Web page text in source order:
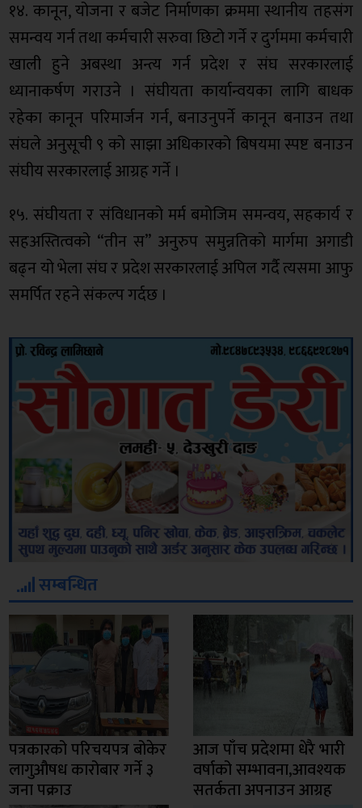
१४. कानून, योजना र बजेट निर्माणका क्रममा स्थानीय तहसंग
समन्वय गर्न तथा कर्मचारी सरुवा छिटो गर्ने र दुर्गममा कर्मचारी
खाली हुने अबस्था अन्त्य गर्न प्रदेश र संघ सरकारलाई
ध्यानाकर्षण गराउने । संघीयता कार्यान्वयका लागि बाधक
रहेका कानून परिमार्जन गर्न, बनाउनुपर्ने कानून बनाउन तथा
संघले अनुसूची ९ को साझा अधिकारको बिषयमा स्पष्ट बनाउन
संघीय सरकारलाई आग्रह गर्ने ।
१५. संघीयता र संविधानको मर्म बमोजिम समन्वय, सहकार्य र
सहअस्तित्वको “तीन स” अनुरुप समुन्नतिको मार्गमा अगाडी
बढ्न यो भेला संघ र प्रदेश सरकारलाई अपिल गर्दै त्यसमा आफु
समर्पित रहने संकल्प गर्दछ ।
सम्बन्धित
पत्रकारको परिचयपत्र बोकेर
लागुऔषध कारोबार गर्ने ३
जना पक्राउ
आज पाँच प्रदेशमा धेरै भारी
वर्षाको सम्भावना,आवश्यक
सतर्कता अपनाउन आग्रह